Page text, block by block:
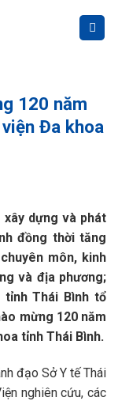
120 năm
Đa khoa
dựng và phát
đồng thời tăng
môn, kinh
và địa phương;
tỉnh Thái Bình tổ
mừng 120 năm
tỉnh Thái Bình.
đạo Sở Y tế Thái
nghiên cứu, các